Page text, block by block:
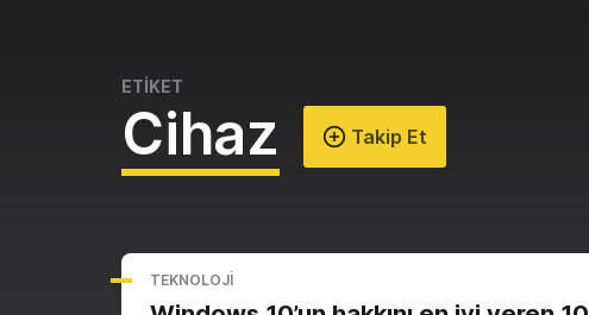
ETİKET
Cihaz Takip Et
TEKNOLOJI